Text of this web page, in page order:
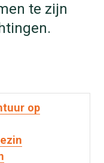
te zijn
op